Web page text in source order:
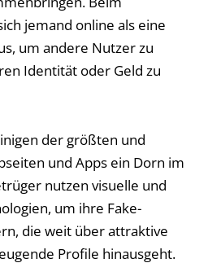
jemand online als eine
um andere Nutzer zu
Identität oder Geld zu
der größten und
und Apps ein Dorn im
nutzen visuelle und
um ihre Fake-
die weit über attraktive
Profile hinausgeht.